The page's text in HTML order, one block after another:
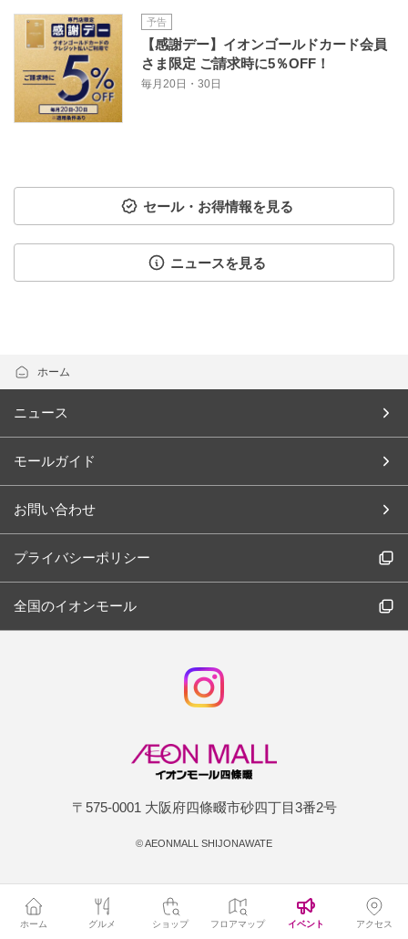
予告
【感謝デー】イオンゴールドカード会員
さま限定 ご請求時に5％OFF！
毎月20日・30日
セール・お得情報を見る
ニュースを見る
ホーム
ニュース
モールガイド
お問い合わせ
プライバシーポリシー
全国のイオンモール
〒575-0001 大阪府四條畷市砂四丁目3番2号
©AEONMALL SHIJONAWATE
ホーム グルメ ショップ フロアマップ イベント アクセス